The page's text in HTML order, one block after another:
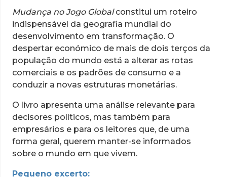
Mudança no Jogo Globalconstitui um roteiro
indispensável da geografia mundial do
desenvolvimento em transformação. O
despertar económico de mais de dois terços da
população do mundo está a alterar as rotas
comerciais e os padrões de consumo e a
conduzir a novas estruturas monetárias.
O livro apresenta uma análise relevante para
decisores políticos, mas também para
empresários e para os leitores que, de uma
forma geral, querem manter-se informados
sobre o mundo em que vivem.
Pequeno excerto: